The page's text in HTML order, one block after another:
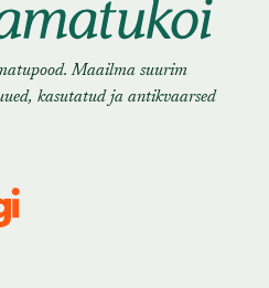
Maailma suurim
kasutatud ja antikvaarsed